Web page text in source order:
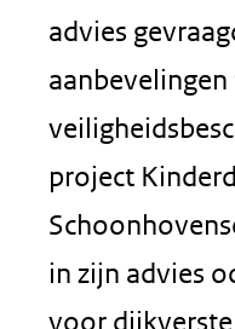
advies
aanbevelingen
project
in zijn advies
voor